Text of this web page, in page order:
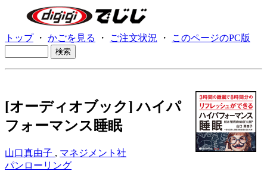
トップ・ かごを見る ・ ご注文状況 ・ このページのPC版
[オーディオブック] ハイパ
フォーマンス睡眠
山口真由子 , マネジメント社
パンローリング